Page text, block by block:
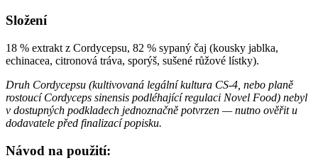
Složení
18 % extrakt z Cordycepsu, 82 % sypaný čaj (kousky jablka,
echinacea, citronová tráva, sporýš, sušené růžové lístky).
Druh Cordycepsu (kultivovaná legální kultura CS-4, nebo planě
rostoucí Cordyceps sinensis podléhající regulaci Novel Food) nebyl
v dostupných podkladech jednoznačně potvrzen — nutno ověřit u
dodavatele před finalizací popisku.
Návod na použití: